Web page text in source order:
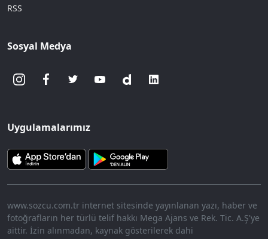
RSS
Sosyal Medya
Uygulamalarımız
www.sozcu.com.tr internet sitesinde yayınlanan yazı, haber ve
fotoğrafların her türlü telif hakkı Mega Ajans ve Rek. Tic. A.Ş'ye
aittir. İzin alınmadan, kaynak gösterilerek dahi